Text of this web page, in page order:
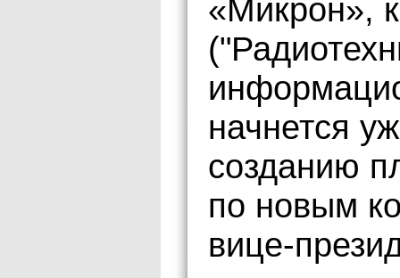
«Микрон»,
начнется
созданию
по новым
вице-